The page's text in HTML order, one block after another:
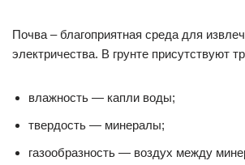
Почва – благоприятная среда для
электричества. В грунте присутствуют
влажность — капли воды;
твердость — минералы;
газообразность — воздух между